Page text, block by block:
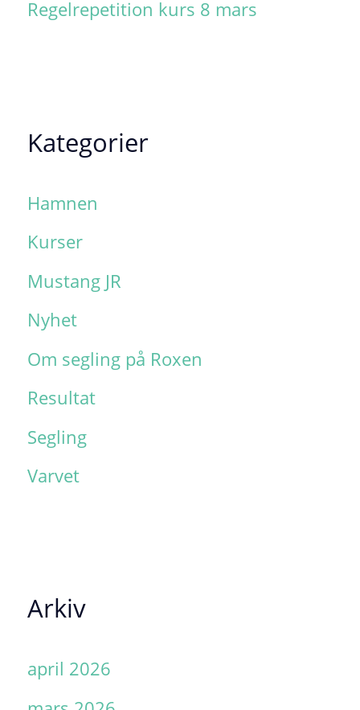
Regelrepetition kurs 8 mars
Kategorier
Hamnen
Kurser
Mustang JR
Nyhet
Om segling på Roxen
Resultat
Segling
Varvet
Arkiv
april 2026